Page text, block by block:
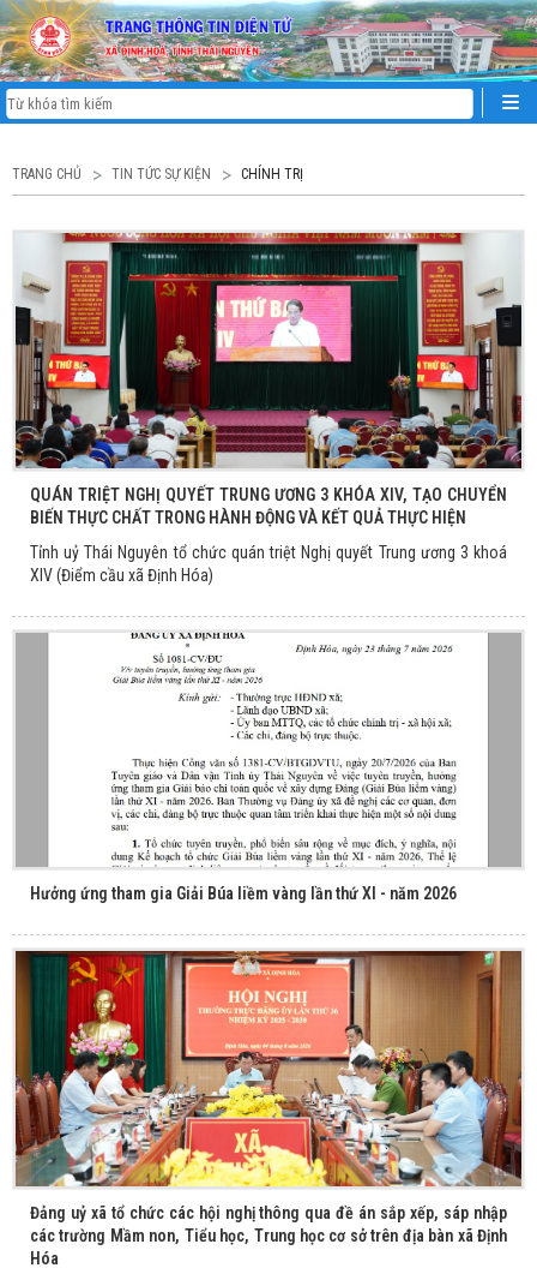
TRANG CHỦ TIN TỨC SỰ KIỆN CHÍNH TRỊ
QUÁN TRIỆT NGHỊ QUYẾT TRUNG ƯƠNG 3 KHÓA XIV, TẠO CHUYỂN
BIẾN THỰC CHẤT TRONG HÀNH ĐỘNG VÀ KẾT QUẢ THỰC HIỆN
Tỉnh uỷ Thái Nguyên tổ chức quán triệt Nghị quyết Trung ương 3 khoá
XIV (Điểm cầu xã Định Hóa)
Hưởng ứng tham gia Giải Búa liềm vàng lần thứ XI - năm 2026
Đảng uỷ xã tổ chức các hội nghị thông qua đề án sắp xếp, sáp nhập
các trường Mầm non, Tiểu học, Trung học cơ sở trên địa bàn xã Định
Hóa